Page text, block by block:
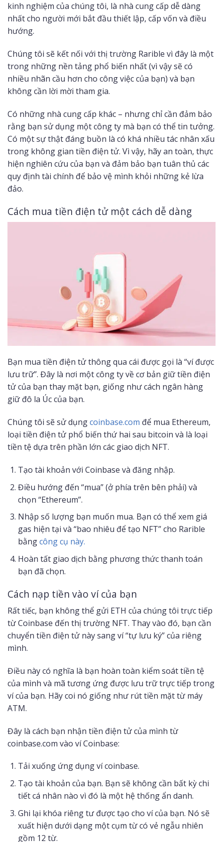
kinh nghiệm của chúng tôi, là nhà cung cấp dễ dàng
nhất cho người mới bắt đầu thiết lập, cấp vốn và điều
hướng.
Chúng tôi sẽ kết nối với thị trường Rarible vì đây là một
trong những nền tảng phổ biến nhất (vì vậy sẽ có
nhiều nhãn cầu hơn cho công việc của bạn) và bạn
không cần lời mời tham gia.
Có những nhà cung cấp khác – nhưng chỉ cần đảm bảo
rằng bạn sử dụng một công ty mà bạn có thể tin tưởng.
Có một sự thật đáng buồn là có khá nhiều tác nhân xấu
trong không gian tiền điện tử. Vì vậy, hãy an toàn, thực
hiện nghiên cứu của bạn và đảm bảo bạn tuân thủ các
quy định tài chính để bảo vệ mình khỏi những kẻ lừa
đảo.
Cách mua tiền điện tử một cách dễ dàng
Bạn mua tiền điện tử thông qua cái được gọi là “ví được
lưu trữ”. Đây là nơi một công ty về cơ bản giữ tiền điện
tử của bạn thay mặt bạn, giống như cách ngân hàng
giữ đô la Úc của bạn.
Chúng tôi sẽ sử dụngcoinbase.com để mua Ethereum,
loại tiền điện tử phổ biến thứ hai sau bitcoin và là loại
tiền tệ dựa trên phần lớn các giao dịch NFT.
Tạo tài khoản với Coinbase và đăng nhập.
Điều hướng đến “mua” (ở phía trên bên phải) và
chọn “Ethereum”.
Nhập số lượng bạn muốn mua. Bạn có thể xem giá
gas hiện tại và “bao nhiêu để tạo NFT” cho Rarible
bằngcông cụ này.
Hoàn tất giao dịch bằng phương thức thanh toán
bạn đã chọn.
Cách nạp tiền vào ví của bạn
Rất tiếc, bạn không thể gửi ETH của chúng tôi trực tiếp
từ Coinbase đến thị trường NFT. Thay vào đó, bạn cần
chuyển tiền điện tử này sang ví “tự lưu ký” của riêng
mình.
Điều này có nghĩa là bạn hoàn toàn kiểm soát tiền tệ
của mình và mã tương ứng được lưu trữ trực tiếp trong
ví của bạn. Hãy coi nó giống như rút tiền mặt từ máy
ATM.
Đây là cách bạn nhận tiền điện tử của mình từ
coinbase.com vào ví Coinbase:
Tải xuống ứng dụng ví coinbase.
Tạo tài khoản của bạn. Bạn sẽ không cần bất kỳ chi
tiết cá nhân nào vì đó là một hệ thống ẩn danh.
Ghi lại khóa riêng tư được tạo cho ví của bạn. Nó sẽ
xuất hiện dưới dạng một cụm từ có vẻ ngẫu nhiên
gồm 12 từ.